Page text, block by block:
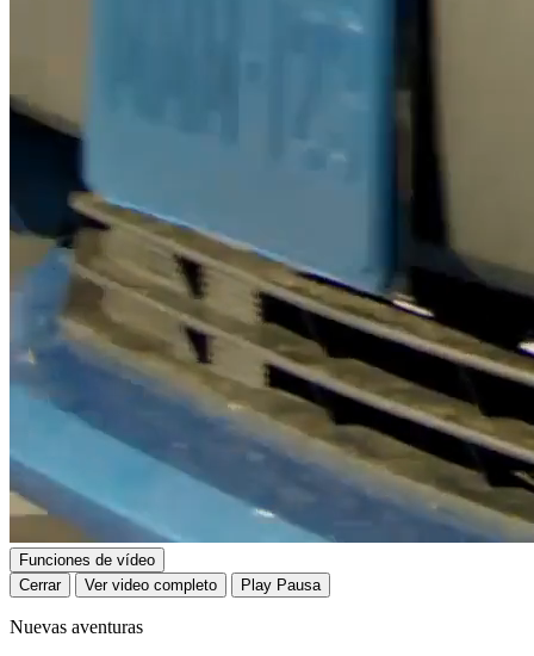
Funciones de vídeo
Cerrar
Ver video completo Play Pausa
Nuevas aventuras